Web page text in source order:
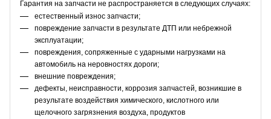
Гарантия на запчасти не распространяется в следующих случаях:
естественный износ запчасти;
повреждение запчасти в результате ДТП или небрежной
эксплуатации;
повреждения, сопряженные с ударными нагрузками на
автомобиль на неровностях дороги;
внешние повреждения;
дефекты, неисправности, коррозия запчастей, возникшие в
результате воздействия химического, кислотного или
щелочного загрязнения воздуха, продуктов